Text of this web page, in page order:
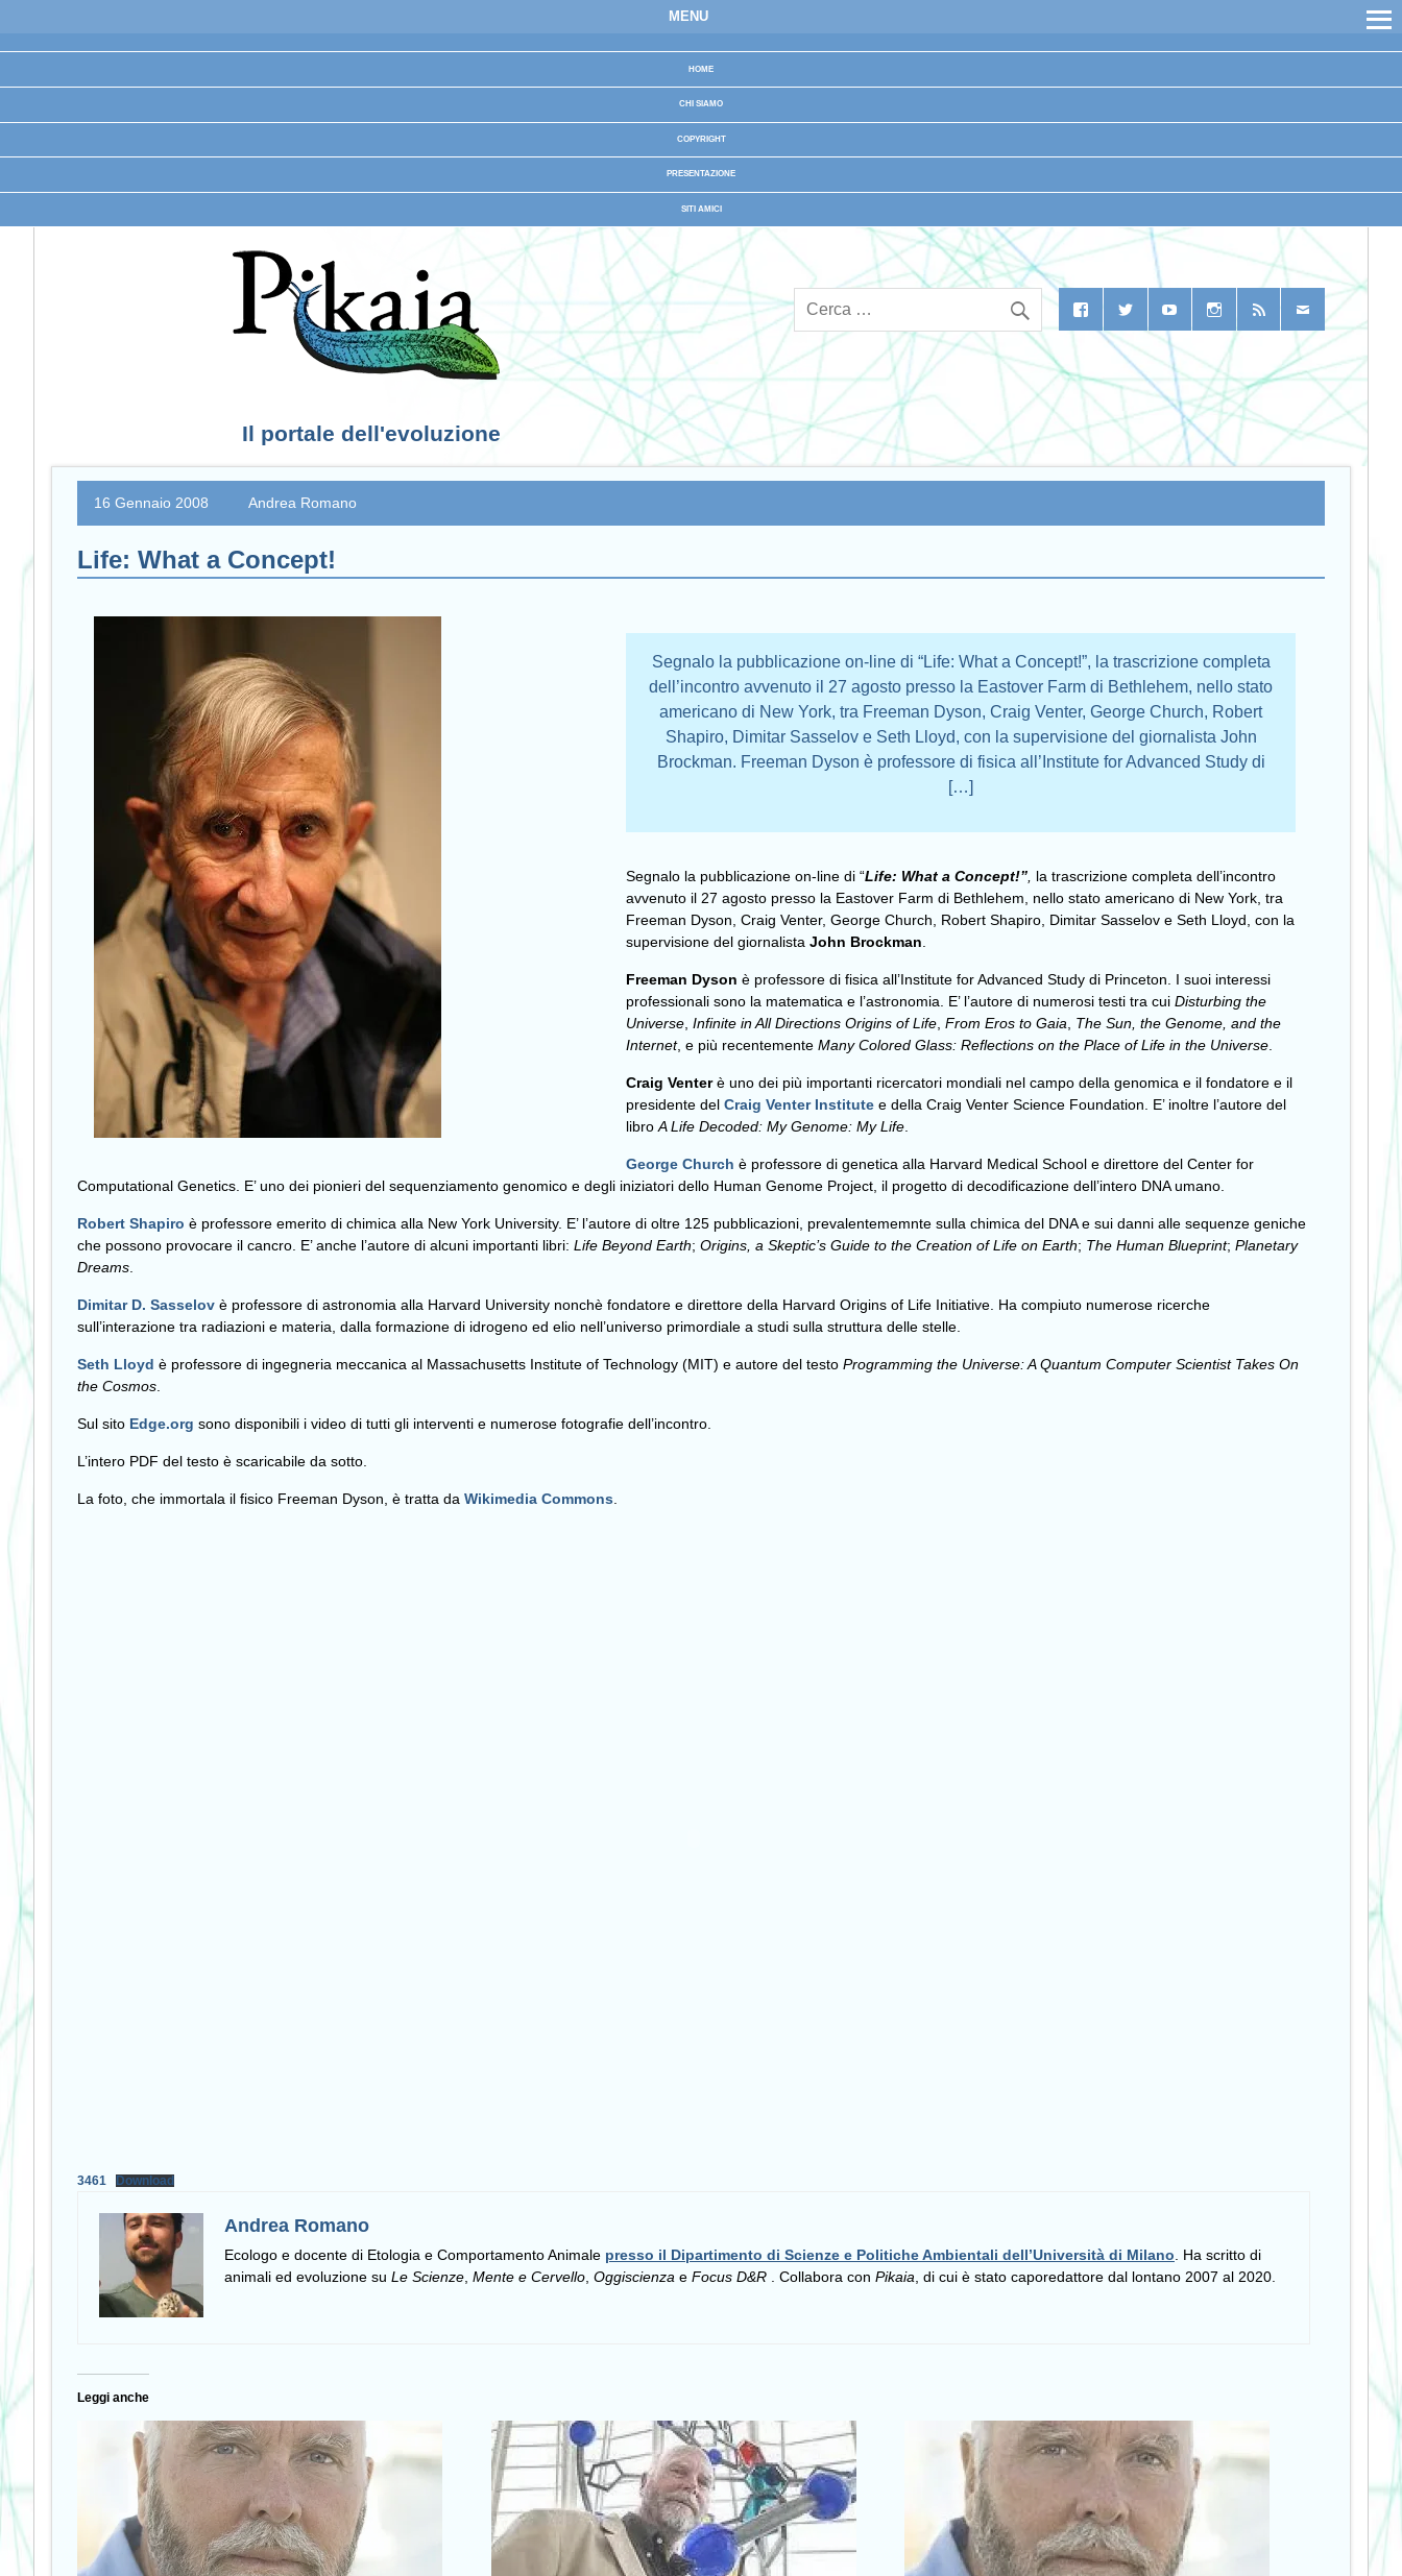
MENU
HOME
CHI SIAMO
COPYRIGHT
PRESENTAZIONE
SITI AMICI
Il portale dell'evoluzione
16 Gennaio 2008 Andrea Romano
Life: What a Concept!
Segnalo la pubblicazione on-line di “Life: What a Concept!”, la trascrizione completa
dell’incontro avvenuto il 27 agosto presso la Eastover Farm di Bethlehem, nello stato
americano di New York, tra Freeman Dyson, Craig Venter, George Church, Robert
Shapiro, Dimitar Sasselov e Seth Lloyd, con la supervisione del giornalista John
Brockman. Freeman Dyson è professore di fisica all’Institute for Advanced Study di
[…]
Segnalo la pubblicazione on-line di “Life: What a Concept!” la trascrizione completa dell’incontro
avvenuto il 27 agosto presso la Eastover Farm di Bethlehem, nello stato americano di New York, tra
Freeman Dyson, Craig Venter, George Church, Robert Shapiro, Dimitar Sasselov e Seth Lloyd, con la
supervisione del giornalistaJohn Brockman
Freeman Dyson è professore di fisica all’Institute for Advanced Study di Princeton. I suoi interessi
professionali sono la matematica e l’astronomia. E’ l’autore di numerosi testi tra cuiDisturbing the
Universe ,Infinite in All Directions Origins of Life ,From Eros to Gaia
The Sun, the Genome, and the
Internet, e più recentementeMany Colored Glass: Reflections on the Place of Life in the Universe
Craig Venterè uno dei più importanti ricercatori mondiali nel campo della genomica e il fondatore e il
presidente delCraig Venter Institute e della Craig Venter Science Foundation. E’ inoltre l’autore del
libroA Life Decoded: My Genome: My Life
George Church è professore di genetica alla Harvard Medical School e direttore del Center for
Computational Genetics. E’ uno dei pionieri del sequenziamento genomico e degli iniziatori dello Human Genome Project, il progetto di decodificazione dell’intero DNA umano.
Robert Shapiro è professore emerito di chimica alla New York University. E’ l’autore di oltre 125 pubblicazioni, prevalentememnte sulla chimica del DNA e sui danni alle sequenze geniche
che possono provocare il cancro. E’ anche l’autore di alcuni importanti libri: Life Beyond Earth; Origins, a Skeptic’s Guide to the Creation of Life on Earth; The Human Blueprint; Planetary
Dreams
Dimitar D. Sasselov è professore di astronomia alla Harvard University nonchè fondatore e direttore della Harvard Origins of Life Initiative. Ha compiuto numerose ricerche
sull’interazione tra radiazioni e materia, dalla formazione di idrogeno ed elio nell’universo primordiale a studi sulla struttura delle stelle.
Seth Lloyd è professore di ingegneria meccanica al Massachusetts Institute of Technology (MIT) e autore del testo Programming the Universe: A Quantum Computer Scientist Takes On
the Cosmos
Sul sito Edge.org sono disponibili i video di tutti gli interventi e numerose fotografie dell’incontro.
L’intero PDF del testo è scaricabile da sotto.
La foto, che immortala il fisico Freeman Dyson, è tratta da Wikimedia Commons
3461 Download
Andrea Romano
Ecologo e docente di Etologia e Comportamento Animale presso il Dipartimento di Scienze e Politiche Ambientali dell’Università di Milano . Ha scritto di
animali ed evoluzione su Le Scienze Mente e Cervello Oggiscienza e Focus D&R . Collabora con Pikaia , di cui è stato caporedattore dal lontano 2007 al 2020.
Leggi anche